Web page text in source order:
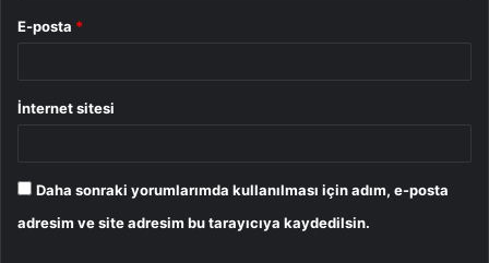
E-posta *
İnternet sitesi
Daha sonraki yorumlarımda kullanılması için adım, e-posta
adresim ve site adresim bu tarayıcıya kaydedilsin.